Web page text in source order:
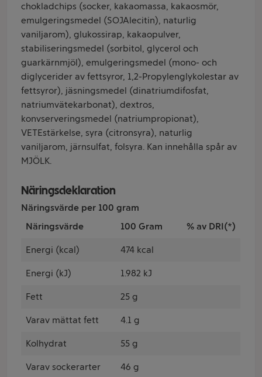
chokladchips (socker, kakaomassa, kakaosmör,
emulgeringsmedel (SOJAlecitin), naturlig
vaniljarom), glukossirap, kakaopulver,
stabiliseringsmedel (sorbitol, glycerol och
guarkärnmjöl), emulgeringsmedel (mono- och
diglycerider av fettsyror, 1,2-Propylenglykolestar av
fettsyror), jäsningsmedel (dinatriumdifosfat,
natriumvätekarbonat), dextros,
konvserveringsmedel (natriumpropionat),
VETEstärkelse, syra (citronsyra), naturlig
vaniljarom, järnsulfat, folsyra. Kan innehålla spår av
MJÖLK.
Näringsdeklaration
Näringsvärde per 100 gram
Näringsvärde
100 Gram % av DRI(*)
Energi (kcal) 474 kcal
Energi (kJ) 1.982 kJ
Fett 25 g
Varav mättat fett 4.1 g
Kolhydrat 55 g
Varav sockerarter 46 g